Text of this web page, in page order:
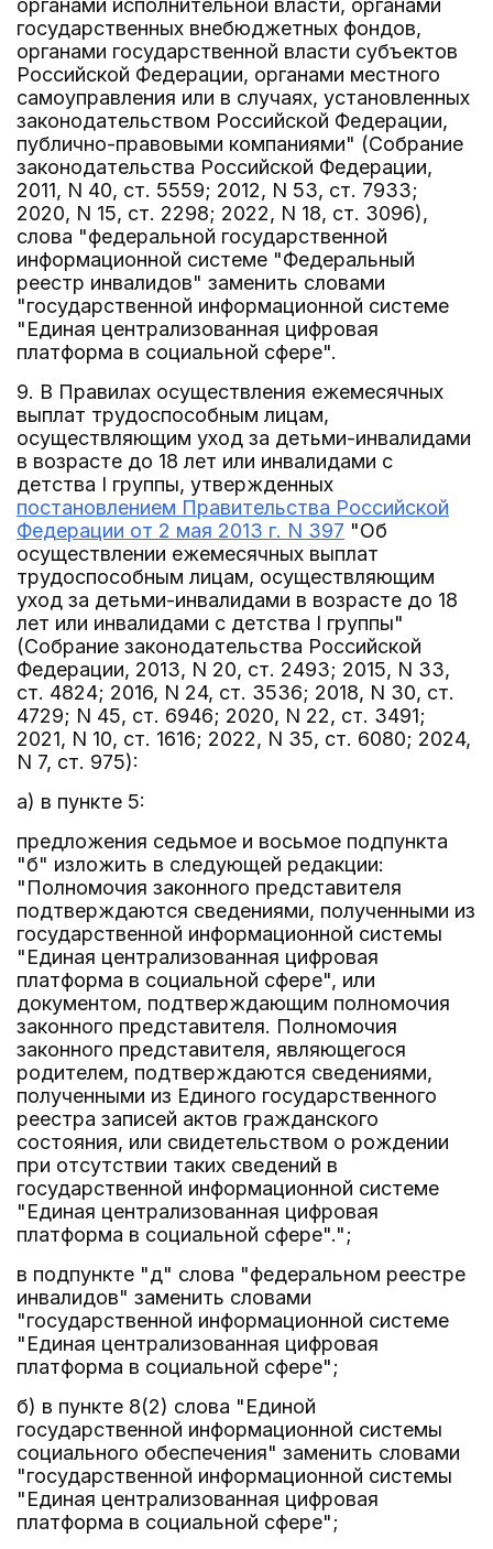
органами исполнительной власти, органами
государственных внебюджетных фондов,
органами государственной власти субъектов
Российской Федерации, органами местного
самоуправления или в случаях, установленных
законодательством Российской Федерации,
публично-правовыми компаниями" (Собрание
законодательства Российской Федерации,
2011, N 40, ст. 5559; 2012, N 53, ст. 7933;
2020, N 15, ст. 2298; 2022, N 18, ст. 3096),
слова "федеральной государственной
информационной системе "Федеральный
реестр инвалидов" заменить словами
"государственной информационной системе
"Единая централизованная цифровая
платформа в социальной сфере".
9. В Правилах осуществления ежемесячных
выплат трудоспособным лицам,
осуществляющим уход за детьми-инвалидами
в возрасте до 18 лет или инвалидами с
детства I группы, утвержденных
постановлением Правительства Российской
Федерации от 2 мая 2013 г. N 397 "Об
осуществлении ежемесячных выплат
трудоспособным лицам, осуществляющим
уход за детьми-инвалидами в возрасте до 18
лет или инвалидами с детства I группы"
(Собрание законодательства Российской
Федерации, 2013, N 20, ст. 2493; 2015, N 33,
ст. 4824; 2016, N 24, ст. 3536; 2018, N 30, ст.
4729; N 45, ст. 6946; 2020, N 22, ст. 3491;
2021, N 10, ст. 1616; 2022, N 35, ст. 6080; 2024,
N 7, ст. 975):
а) в пункте 5:
предложения седьмое и восьмое подпункта
"б" изложить в следующей редакции:
"Полномочия законного представителя
подтверждаются сведениями, полученными из
государственной информационной системы
"Единая централизованная цифровая
платформа в социальной сфере", или
документом, подтверждающим полномочия
законного представителя. Полномочия
законного представителя, являющегося
родителем, подтверждаются сведениями,
полученными из Единого государственного
реестра записей актов гражданского
состояния, или свидетельством о рождении
при отсутствии таких сведений в
государственной информационной системе
"Единая централизованная цифровая
платформа в социальной сфере".";
в подпункте "д" слова "федеральном реестре
инвалидов" заменить словами
"государственной информационной системе
"Единая централизованная цифровая
платформа в социальной сфере";
б) в пункте 8(2) слова "Единой
государственной информационной системы
социального обеспечения" заменить словами
"государственной информационной системы
"Единая централизованная цифровая
платформа в социальной сфере";